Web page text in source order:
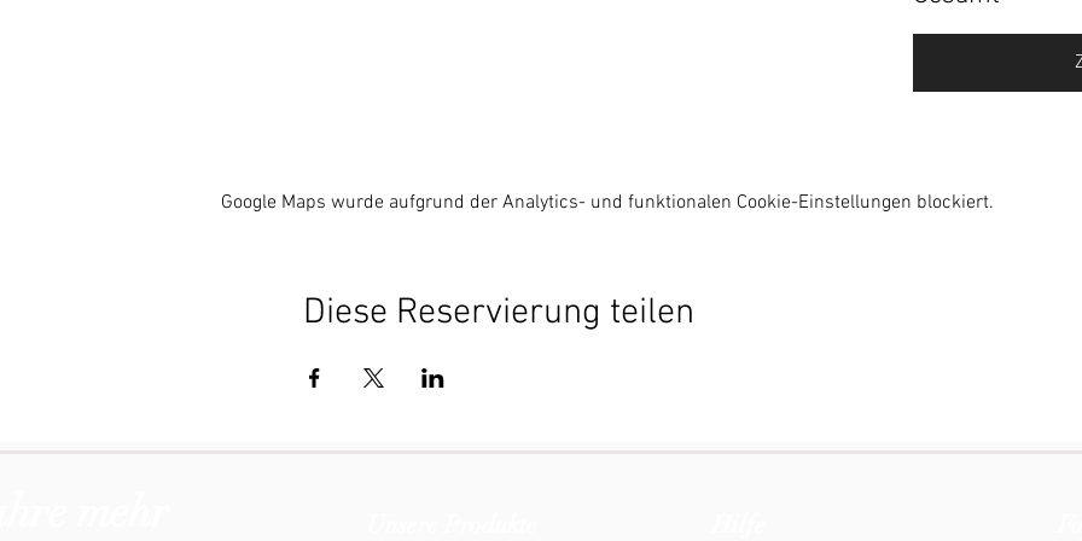
Google Maps wurde aufgrund der Analytics- und funktionalen Cookie-Einstellungen blockiert.
Diese Reservierung teilen